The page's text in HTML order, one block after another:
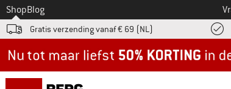
Naar
ShopBlog
Gratis verzending vanaf € 69 (NL)